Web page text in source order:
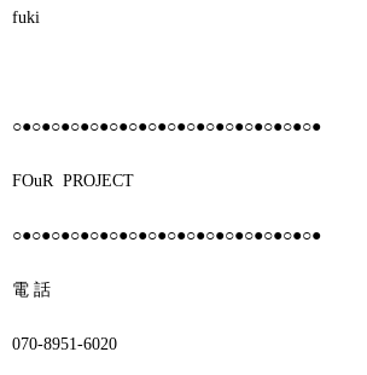
fuki
○●○●○●○●○●○●○●○●○●○●○●○●○●○●○●○●
FOuR PROJECT
○●○●○●○●○●○●○●○●○●○●○●○●○●○●○●○●
電 話
070-8951-6020